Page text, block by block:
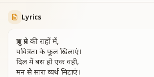
Lyrics
प्रभु प्रेम की राहों में,
पवित्रता के फूल खिलाएं।
दिल में बस हो एक वही,
मन से सारा व्यर्थ मिटाएं।